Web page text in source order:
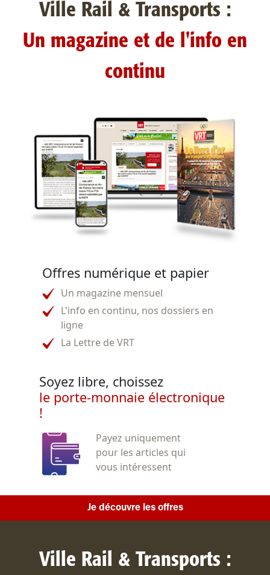
Ville Rail & Transports :
Un magazine et de l'info en
continu
Offres numérique et papier
Un magazine mensuel
L'info en continu, nos dossiers en
ligne
La Lettre de VRT
Soyez libre, choissez
le porte-monnaie électronique
!
Payez uniquement
pour les articles qui
vous intéressent
Je découvre les offres
Ville Rail & Transports :